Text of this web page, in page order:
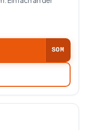
SOM